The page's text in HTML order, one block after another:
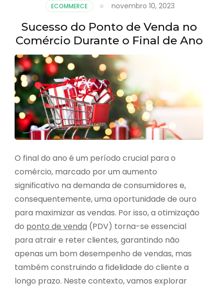
ECOMMERCE novembro 10, 2023
Sucesso do Ponto de Venda no
Comércio Durante o Final de Ano
O final do ano é um período crucial para o
comércio, marcado por um aumento
significativo na demanda de consumidores e,
consequentemente, uma oportunidade de ouro
para maximizar as vendas. Por isso, a otimização
do ponto de venda (PDV) torna-se essencial
para atrair e reter clientes, garantindo não
apenas um bom desempenho de vendas, mas
também construindo a fidelidade do cliente a
longo prazo. Neste contexto, vamos explorar